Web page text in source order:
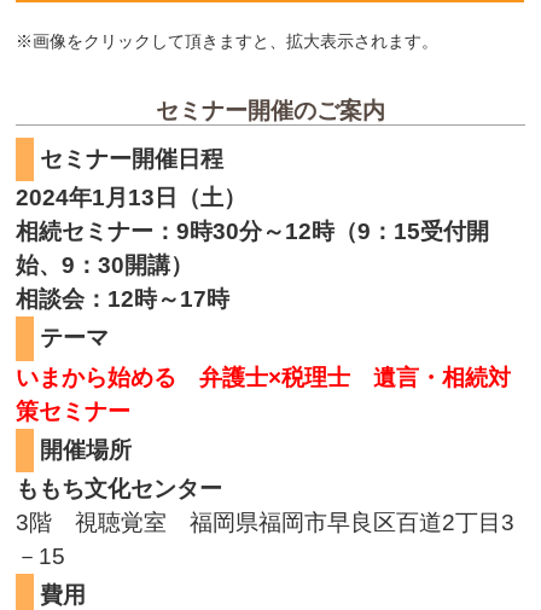
※画像をクリックして頂きますと、拡大表示されます。
セミナー開催のご案内
セミナー開催日程
2024年1月13日（土）
相続セミナー：9時30分～12時（9：15受付開
始、9：30開講）
相談会：12時～17時
テーマ
いまから始める 弁護士×税理士 遺言・相続対
策セミナー
開催場所
ももち文化センター
3階 視聴覚室 福岡県福岡市早良区百道2丁目3
－15
費用